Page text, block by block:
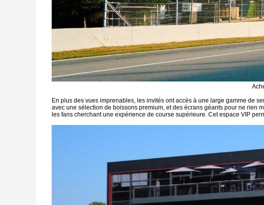
En plus des vues imprenables, les invités ont accès à une large gamme de
avec une sélection de boissons premium, et des écrans géants pour ne rien
les fans cherchant une expérience de course supérieure. Cet espace VIP